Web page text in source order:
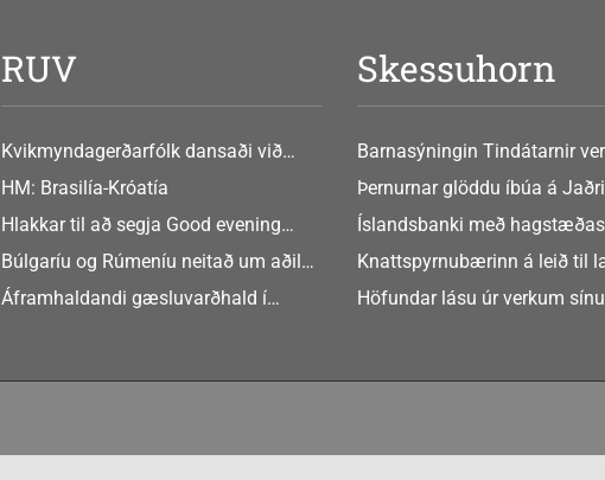
RUV
Kvikmyndagerðarfólk dansaði við
GusGus
HM: Brasilía-Króatía
Hlakkar til að segja Good evening
Europe
Búlgaríu og Rúmeníu neitað um aðild
að Schengen
Áframhaldandi gæsluvarðhald í
Skessuhorn
Barnasýningin Tindátarnir
Bókasafni Akraness í dag ?
eftir Soffíu Björg
Þernurnar glöddu íbúa á Jaðri
Íslandsbanki með
tilboðið
Knattspyrnubærinn á leið til
Höfundar lásu úr verkum